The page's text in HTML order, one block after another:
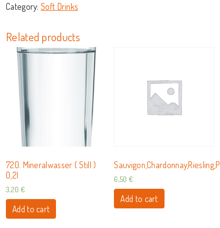
Category: Soft Drinks
Related products
720. Mineralwasser ( Still )
0,2l
3,20 €
Add to cart
6,50 €
Add to cart